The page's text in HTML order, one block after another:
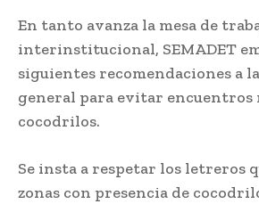
En tanto avanza la mesa de
interinstitucional, SEMADET
siguientes recomendaciones a
general para evitar encuentros
cocodrilos.
Se insta a respetar los letreros
zonas con presencia de